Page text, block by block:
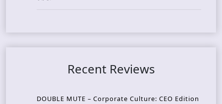
Recent Reviews
DOUBLE MUTE – Corporate Culture: CEO Edition